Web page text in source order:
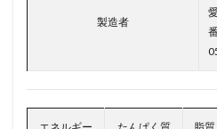
製造者